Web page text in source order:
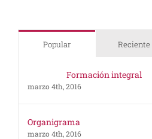
Popular Reciente
Formación integral
marzo 4th, 2016
Organigrama
marzo 4th, 2016